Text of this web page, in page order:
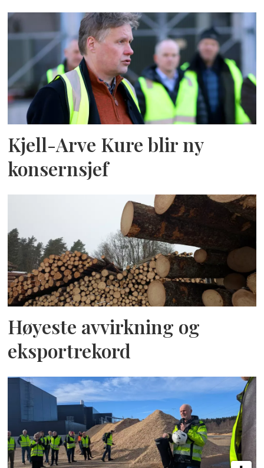
Kjell-Arve Kure blir ny
konsernsjef
Høyeste avvirkning og
eksportrekord